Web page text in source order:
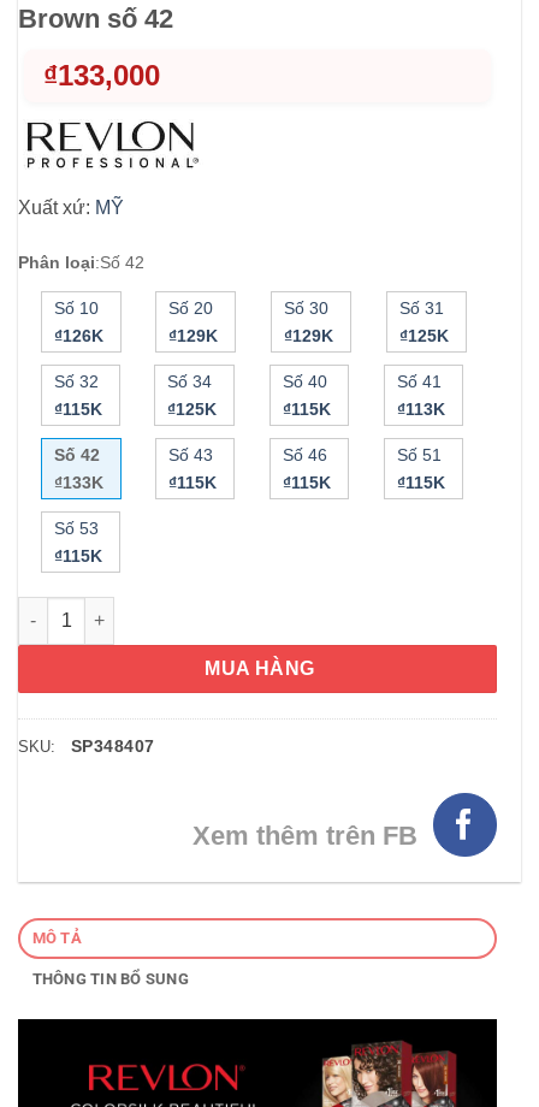
Brown số 42
₫133,000
Xuất xứ: MỸ
Phân loại:Số 42
Số 10
₫126K
Số 20
₫129K
Số 30
₫129K
Số 31
₫125K
Số 32
₫115K
Số 34
₫125K
Số 40
₫115K
Số 41
₫113K
Số 42
₫133K
Số 43
₫115K
Số 46
₫115K
Số 51
₫115K
Số 53
₫115K
Nhuộm tóc Revlon Colorsilk Medium Brown số 42 số lượng
MUA HÀNG
SKU: SP348407
Xem thêm trên FB
MÔ TẢ
THÔNG TIN BỔ SUNG